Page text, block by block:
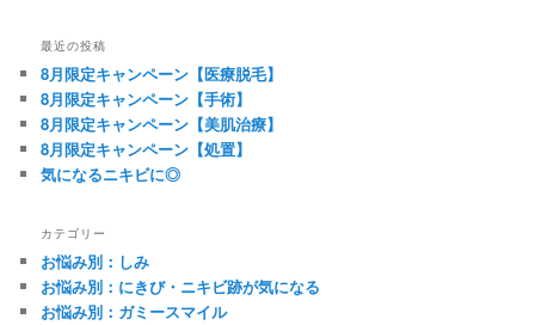
最近の投稿
8月限定キャンペーン【医療脱毛】
8月限定キャンペーン【手術】
8月限定キャンペーン【美肌治療】
8月限定キャンペーン【処置】
気になるニキビに◎
カテゴリー
お悩み別：しみ
お悩み別：にきび・ニキビ跡が気になる
お悩み別：ガミースマイル